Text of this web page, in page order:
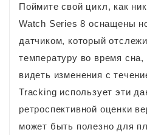
Поймите свой цикл, как
Watch Series 8 оснащены
датчиком, который
температуру во время
видеть изменения с
Tracking использует эти
ретроспективной оценки
может быть полезно для